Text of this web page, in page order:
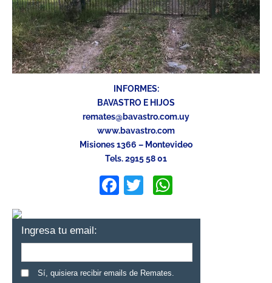
INFORMES:
BAVASTRO E HIJOS
remates@bavastro.com.uy
www.bavastro.com
Misiones 1366 – Montevideo
Tels. 2915 58 01
Facebook
Twitter
Ingresa tu email:
Sí, quisiera recibir emails de Remates.